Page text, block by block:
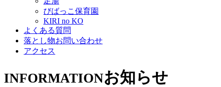
びばっこ保育園
KIRI no KO
よくある質問
落とし物お問い合わせ
アクセス
INFORMATIONお知らせ